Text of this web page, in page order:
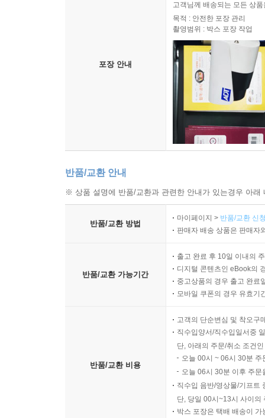
[취업규칙 신고 및 주지의무]
13 취업규칙을 신고하지 않은 경우 효력이 없나요?
14 취업규칙은 반드시 게시해야 하나요?
15 취업규칙에서 정한 기준에 미달하는 근로조건
[노사협의회 설치]
02 노사협의회 위원의 임기 및 처우는 어떻게 해야
03 노사협의회가 해야 할 기본적인 사항으로는 어
05 분기마다 개최되는 노사협의회 회의에서는 구
[징벌의 사유 제한 - 회사 규모에 따른 사유 제한]
01 정당한 이유가 없으면 어떤 경우에도 해고를 시
포장 안내
고객님께 배송되는 모든 상
목적 : 안전한 포장 관리
촬영범위 : 박스 포장 작업
반품/교환 안내
※ 상품 설명에 반품/교환과 관련한 안내가 있는경우 아
반품/교환 방법
마이페이지 > 반품/교환 신
판매자 배송 상품은 판매자
반품/교환 가능기간
출고 완료 후 10일 이내의
디지털 콘텐츠인 eBook의
중고상품의 경우 출고 완료
모바일 쿠폰의 경우 유효기
반품/교환 비용
고객의 단순변심 및 착오구
직수입양서/직수입일서중
단, 아래의 주문/취소 조건
오늘 00시 ~ 06시 30분
오늘 06시 30분 이후 주
직수입 음반/영상물/기프트
단, 당일 00시~13시 사이의
박스 포장은 택배 배송이